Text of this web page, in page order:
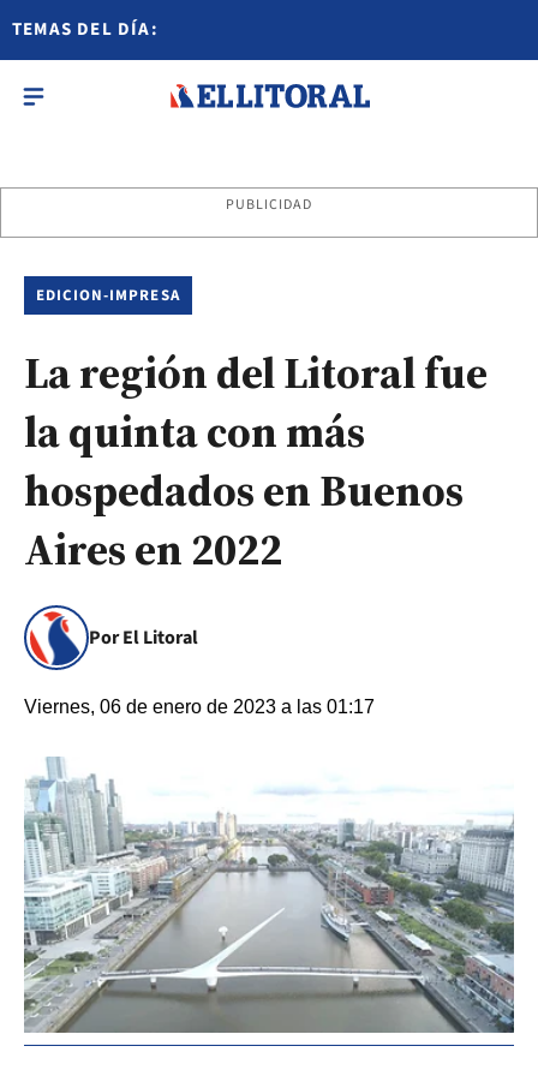
TEMAS DEL DÍA:
PUBLICIDAD
EDICION-IMPRESA
La región del Litoral fue
la quinta con más
hospedados en Buenos
Aires en 2022
Por El Litoral
Viernes, 06 de enero de 2023 a las 01:17